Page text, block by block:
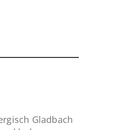
Gladbach